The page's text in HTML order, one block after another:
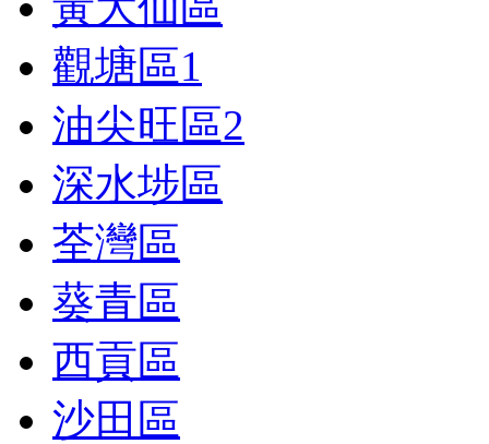
觀塘區1
油尖旺區2
深水埗區
荃灣區
葵青區
西貢區
沙田區